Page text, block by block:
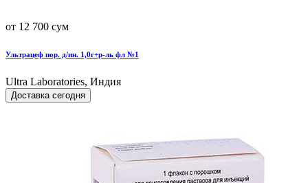
от 12 700 сум
Ультрацеф пор. д/ин. 1,0г+р-ль фл №1
Ultra Laboratories, Индия
Доставка сегодня